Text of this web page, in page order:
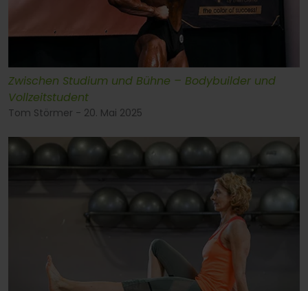
Zwischen Studium und Bühne – Bodybuilder und
Vollzeitstudent
Tom Störmer - 20. Mai 2025